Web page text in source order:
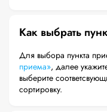
Как выбрать
Для выбора пункта
приема», далее
выберите соответсвующие услуги и интересующую Вас
сортировку.